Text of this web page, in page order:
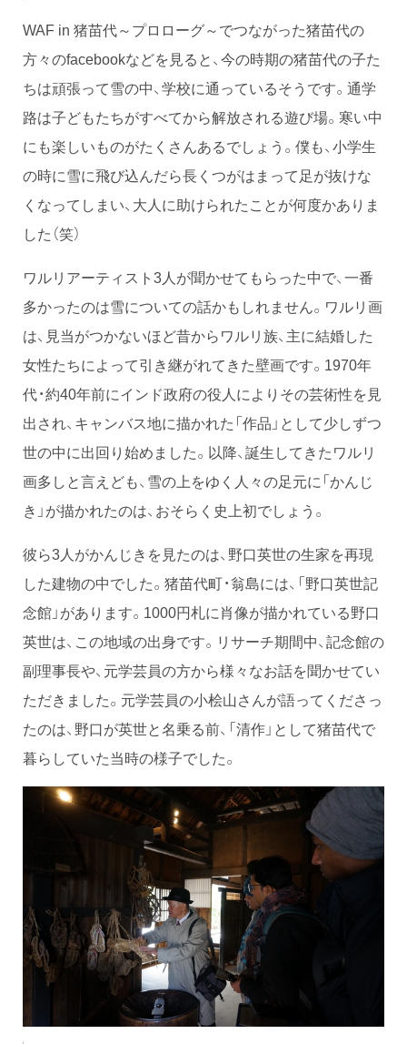
WAF in 猪苗代～プロローグ～でつながった猪苗代の
方々のfacebookなどを見ると、今の時期の猪苗代の子た
ちは頑張って雪の中、学校に通っているそうです。通学
路は子どもたちがすべてから解放される遊び場。寒い中
にも楽しいものがたくさんあるでしょう。僕も、小学生
の時に雪に飛び込んだら長くつがはまって足が抜けな
くなってしまい、大人に助けられたことが何度かありま
した（笑）
ワルリアーティスト3人が聞かせてもらった中で、一番
多かったのは雪についての話かもしれません。ワルリ画
は、見当がつかないほど昔からワルリ族、主に結婚した
女性たちによって引き継がれてきた壁画です。1970年
代・約40年前にインド政府の役人によりその芸術性を見
出され、キャンバス地に描かれた「作品」として少しずつ
世の中に出回り始めました。以降、誕生してきたワルリ
画多しと言えども、雪の上をゆく人々の足元に「かんじ
き」が描かれたのは、おそらく史上初でしょう。
彼ら3人がかんじきを見たのは、野口英世の生家を再現
した建物の中でした。猪苗代町・翁島には、「野口英世記
念館」があります。1000円札に肖像が描かれている野口
英世は、この地域の出身です。リサーチ期間中、記念館の
副理事長や、元学芸員の方から様々なお話を聞かせてい
ただきました。元学芸員の小桧山さんが語ってくださっ
たのは、野口が英世と名乗る前、「清作」として猪苗代で
暮らしていた当時の様子でした。